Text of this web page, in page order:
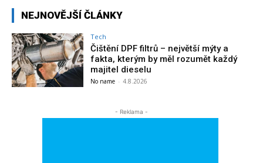
NEJNOVĚJŠÍ ČLÁNKY
Tech
Čištění DPF filtrů – největší mýty a
fakta, kterým by měl rozumět každý
majitel dieselu
No name - 4.8.2026
- Reklama -